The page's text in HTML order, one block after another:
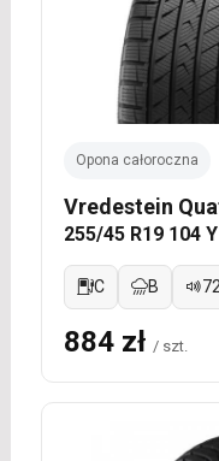
Opona całoroczna
Vredestein
255/45 R19 104
C B
884 zł / szt.